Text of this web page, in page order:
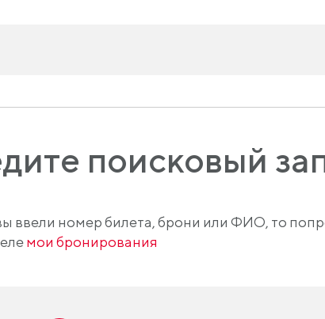
поисковый
ввели номер билета, брони или ФИО, то
мои бронирования